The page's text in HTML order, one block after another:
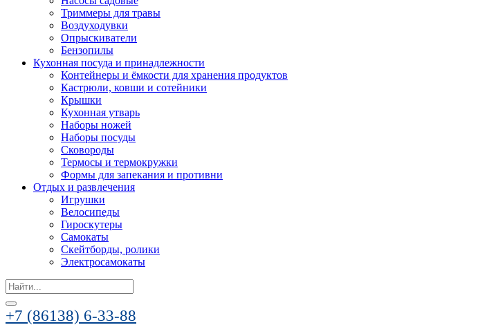
Триммеры для травы
Воздуходувки
Опрыскиватели
Бензопилы
Кухонная посуда и принадлежности
Контейнеры и ёмкости для хранения продуктов
Кастрюли, ковши и сотейники
Крышки
Кухонная утварь
Наборы ножей
Наборы посуды
Сковороды
Термосы и термокружки
Формы для запекания и противни
Отдых и развлечения
Игрушки
Велосипеды
Гироскутеры
Самокаты
Скейтборды, ролики
Электросамокаты
Search
for:
+7 (86138) 6-33-88